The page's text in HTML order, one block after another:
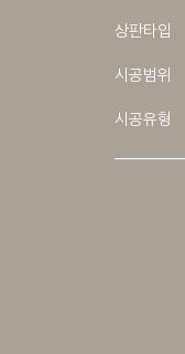
상판타입
시공범위
시공유형